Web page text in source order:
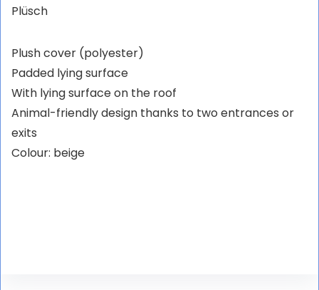
Plüsch
Plush cover (polyester)
Padded lying surface
With lying surface on the roof
Animal-friendly design thanks to two entrances or
exits
Colour: beige